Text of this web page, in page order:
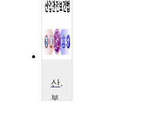
산업안전보건법
부